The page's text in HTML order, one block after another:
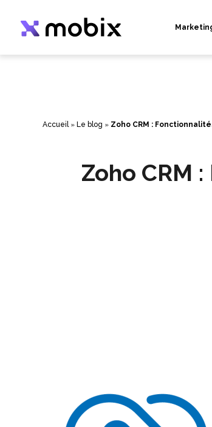
contenu
Accueil» Le blog » Zoho CRM :
Zoho CRM